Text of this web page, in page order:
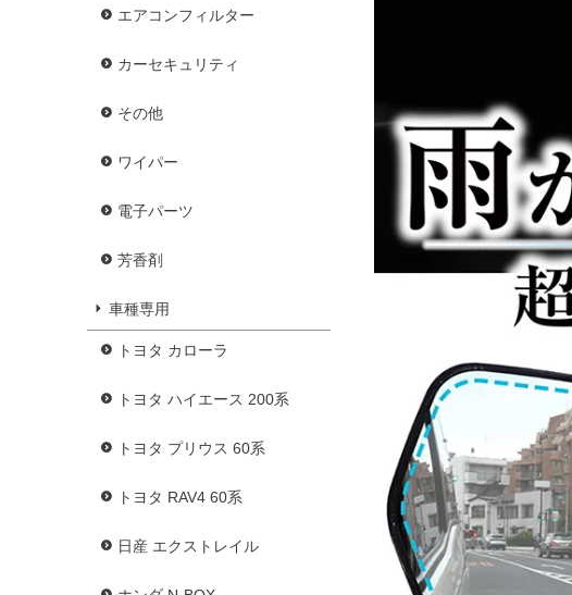
エアコンフィルター
カーセキュリティ
その他
ワイパー
電子パーツ
芳香剤
車種専用
トヨタ カローラ
トヨタ ハイエース 200系
トヨタ プリウス 60系
トヨタ RAV4 60系
日産 エクストレイル